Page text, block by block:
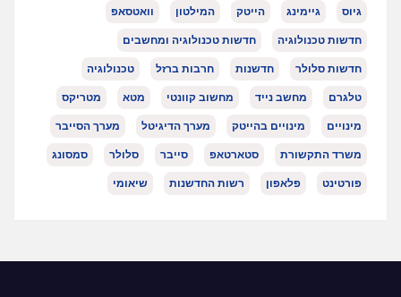
גיוס גיימינג הייטק המילטון וואטסאפ
חדשות טכנולוגיה חדשות טכנולוגיה ומחשבים
חדשות סלולר חדשנות חרבות ברזל טכנולוגיה
טלגרם מחשב נייד מחשוב קוונטי מטא מטריקס
מינויים מינויים בהייטק מערך הדיגיטל מערך הסייבר
משרד התקשורת סטארטאפ סייבר סלולר סמסונג
פורטינט פלאפון רשות החדשנות שיאומי